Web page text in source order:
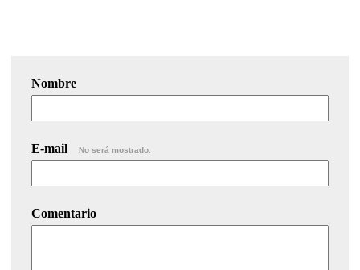
Nombre
E-mail No será mostrado.
Comentario